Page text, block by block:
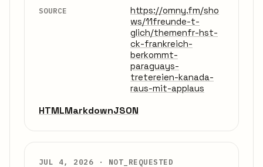
SOURCE
https://omny.fm/sho
ws/11freunde-t-
glich/themenfr-hst-
ck-frankreich-
berkommt-
paraguays-
tretereien-kanada-
raus-mit-applaus
HTMLMarkdownJSON
JUL 4, 2026 · NOT_REQUESTED